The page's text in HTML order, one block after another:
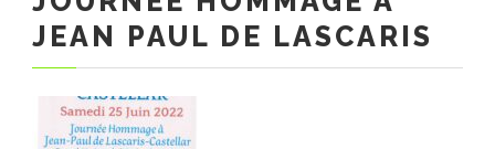
JEAN PAUL DE LASCARIS